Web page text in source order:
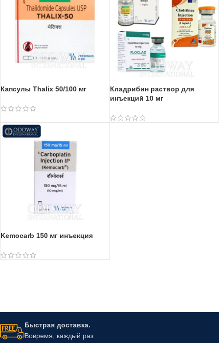
Капсулы Thalix 50/100 мг
Кладрибин раствор для
инъекций 10 мг
Kemocarb 150 мг инъекция
Быстрая доставка.
Вовремя, каждый раз